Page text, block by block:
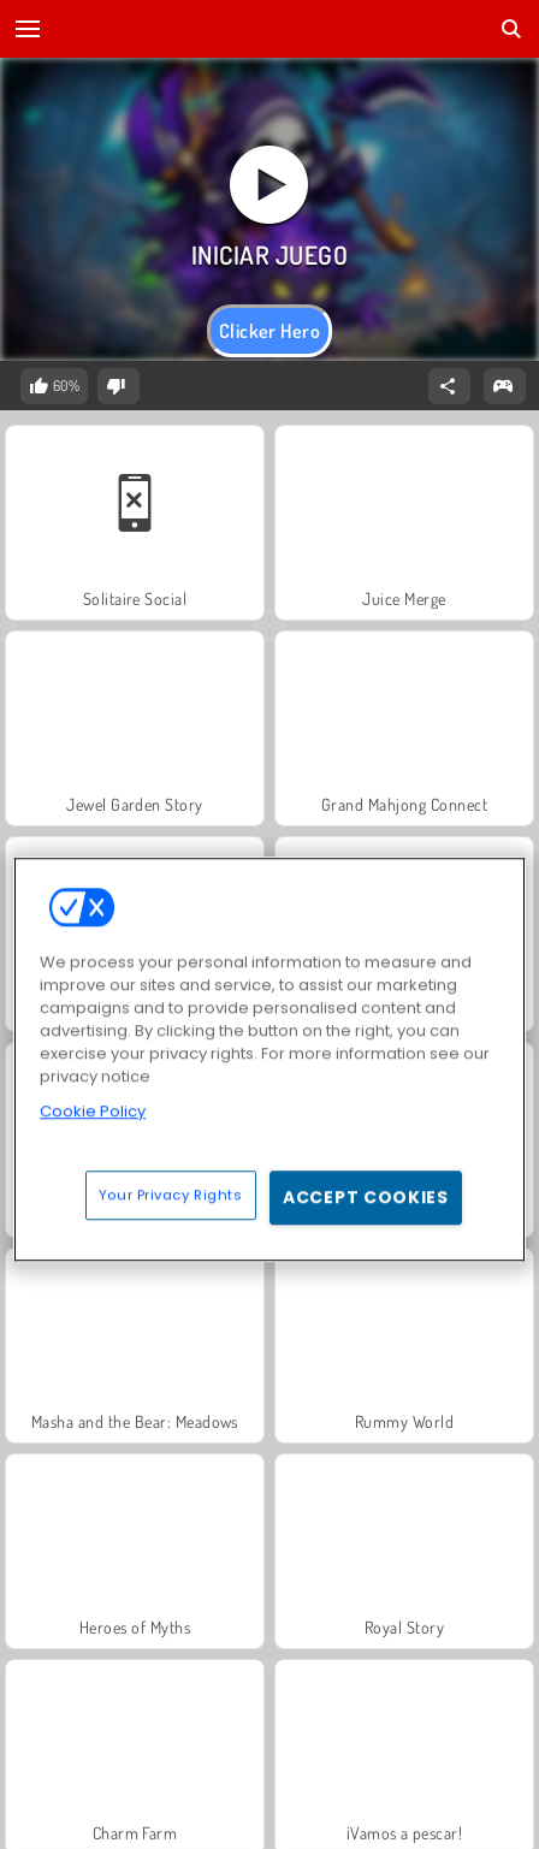
Clicker Hero
60%
Solitaire Social Juice Merge
Jewel Garden Story Grand Mahjong Connect
Scala 40 Farm Merge Valley
Trollface Quest: USA 2
Masha and the Bear: Meadows Rummy World
Heroes of Myths Royal Story
Charm Farm ¡Vamos a pescar!
We process your personal information to measure and
improve our sites and service, to assist our marketing
campaigns and to provide personalised content and
advertising. By clicking the button on the right, you can
exercise your privacy rights. For more information see our
privacy notice
Cookie Policy
Your Privacy Rights ACCEPT COOKIES